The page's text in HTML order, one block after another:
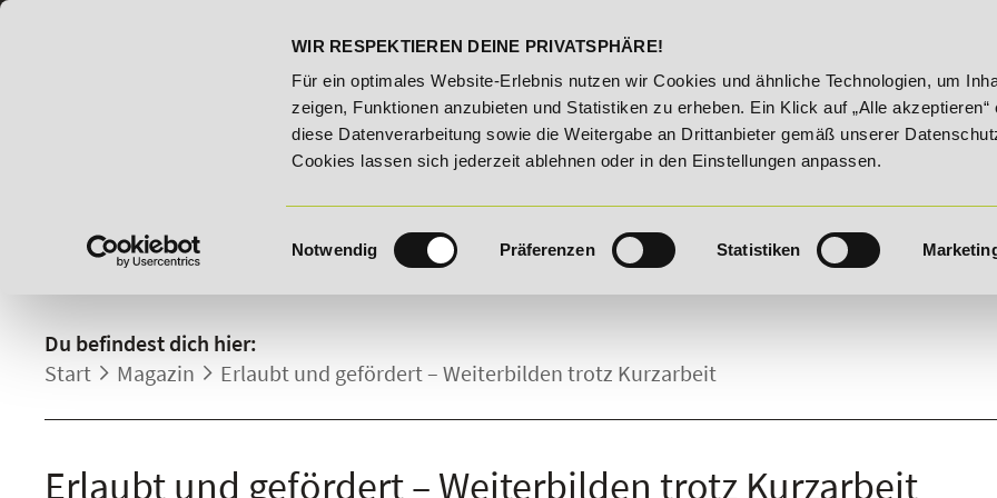
WIR RESPEKTIEREN DEINE PRIVATSPHÄRE!
Für ein optimales Website-Erlebnis nutzen wir Cookies und ähnliche Technologien, um
zeigen, Funktionen anzubieten und Statistiken zu erheben. Ein Klick auf „Alle akzeptieren“
diese Datenverarbeitung sowie die Weitergabe an Drittanbieter gemäß unserer
Cookies lassen sich jederzeit ablehnen oder in den Einstellungen anpassen.
Einwilligungsauswahl
Notwendig Präferenzen Statistiken
20% Rabatt bis 03.09.2026 - Bildungsroute! 20% Rabatt bis 03.09.2026 - Bildungsroute!
DETAILS.
Du befindest dich hier:
Start
Magazin Erlaubt und gefördert – Weiterbilden trotz Kurzarbeit
Erlaubt und gefördert – Weiterbilden trotz Kurzarbeit